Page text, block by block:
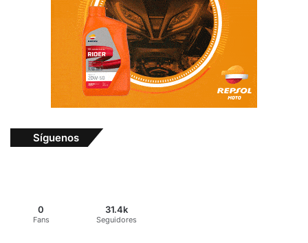
Síguenos
0
Fans
31.4k
Seguidores